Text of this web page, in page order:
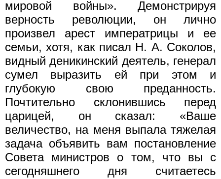
мировой войны». Демонстрируя
верность ре­волюции, он лично
произвел арест императрицы и ее
семьи, хотя, как писал Н. А. Соколов,
видный деникинский деятель, генерал
сумел выразить ей при этом и
глубокую свою преданность.
Почтительно склонившись перед
царицей, он сказал: «Ваше
величество, на меня выпала тяжелая
задача объявить вам поста­новление
Совета министров о том, что вы с
сегодняшнего дня считаетесь